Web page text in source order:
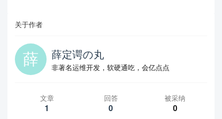
关于作者
薛定谔の丸
非著名运维开发，软硬通吃，会亿点点
文章
1
回答
0
被采纳
0